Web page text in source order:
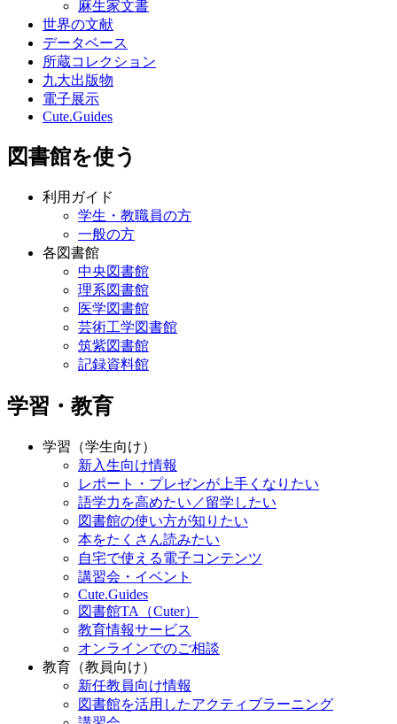
麻生家文書
世界の文献
データベース
所蔵コレクション
九大出版物
電子展示
Cute.Guides
図書館を使う
利用ガイド
学生・教職員の方
一般の方
各図書館
中央図書館
理系図書館
医学図書館
芸術工学図書館
筑紫図書館
記録資料館
学習・教育
学習（学生向け）
新入生向け情報
レポート・プレゼンが上手くなりたい
語学力を高めたい／留学したい
図書館の使い方が知りたい
本をたくさん読みたい
自宅で使える電子コンテンツ
講習会・イベント
Cute.Guides
図書館TA（Cuter）
教育情報サービス
オンラインでのご相談
教育（教員向け）
新任教員向け情報
図書館を活用したアクティブラーニング